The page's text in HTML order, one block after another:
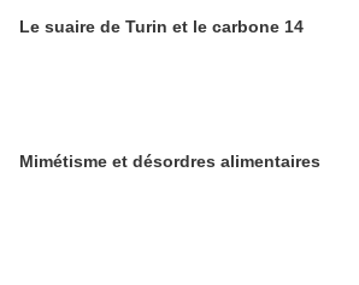
Le suaire de Turin et le carbone 14
Mimétisme et désordres alimentaires